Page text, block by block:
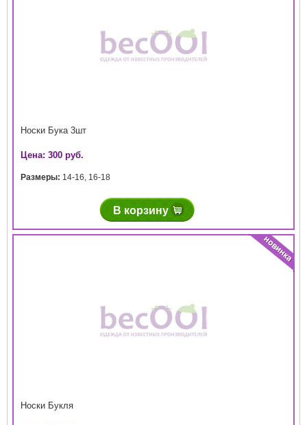
Носки Бука 3шт
Цена: 300 руб.
Размеры: 14-16, 16-18
В корзину
Носки Букля